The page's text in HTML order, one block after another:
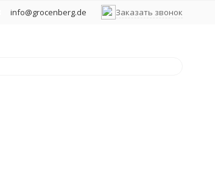
info@grocenberg.de Заказать звонок